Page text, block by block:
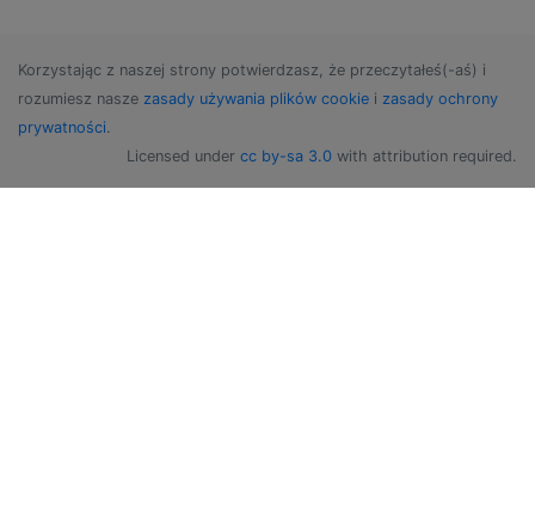
Korzystając z naszej strony potwierdzasz, że przeczytałeś(-aś) i
rozumiesz nasze zasady używania plików cookie i zasady ochrony
prywatności.
Licensed under cc by-sa 3.0 with attribution required.